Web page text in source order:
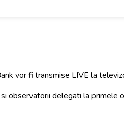
vor fi transmise LIVE la
observatorii delegati la primele